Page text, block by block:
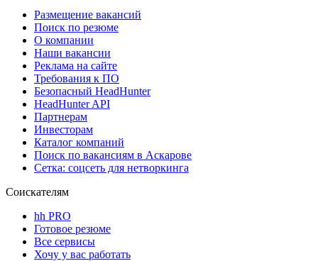
Размещение вакансий
Поиск по резюме
О компании
Наши вакансии
Реклама на сайте
Требования к ПО
Безопасный HeadHunter
HeadHunter API
Партнерам
Инвесторам
Каталог компаний
Поиск по вакансиям в Аскарове
Сетка: соцсеть для нетворкинга
Соискателям
hh PRO
Готовое резюме
Все сервисы
Хочу у вас работать